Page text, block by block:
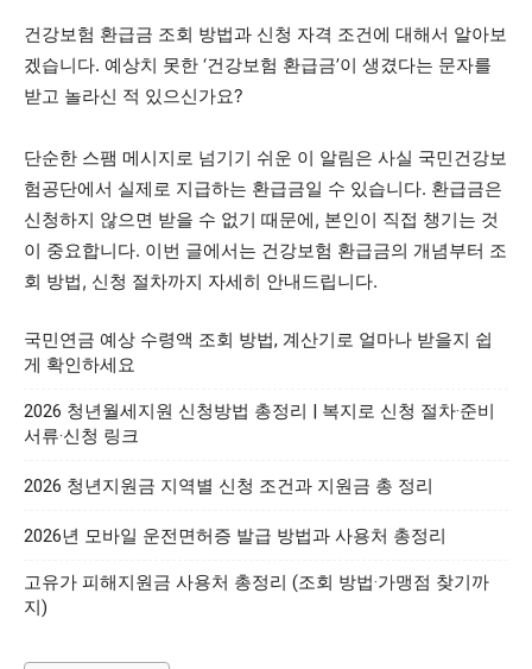
건강보험 환급금 조회 방법과 신청 자격 조건에 대해서 알아보
겠습니다. 예상치 못한 ‘건강보험 환급금’이 생겼다는 문자를
받고 놀라신 적 있으신가요?
단순한 스팸 메시지로 넘기기 쉬운 이 알림은 사실 국민건강보
험공단에서 실제로 지급하는 환급금일 수 있습니다. 환급금은
신청하지 않으면 받을 수 없기 때문에, 본인이 직접 챙기는 것
이 중요합니다. 이번 글에서는 건강보험 환급금의 개념부터 조
회 방법, 신청 절차까지 자세히 안내드립니다.
국민연금 예상 수령액 조회 방법, 계산기로 얼마나 받을지 쉽
게 확인하세요
2026 청년월세지원 신청방법 총정리 | 복지로 신청 절차·준비
서류·신청 링크
2026 청년지원금 지역별 신청 조건과 지원금 총 정리
2026년 모바일 운전면허증 발급 방법과 사용처 총정리
고유가 피해지원금 사용처 총정리 (조회 방법·가맹점 찾기까
지)